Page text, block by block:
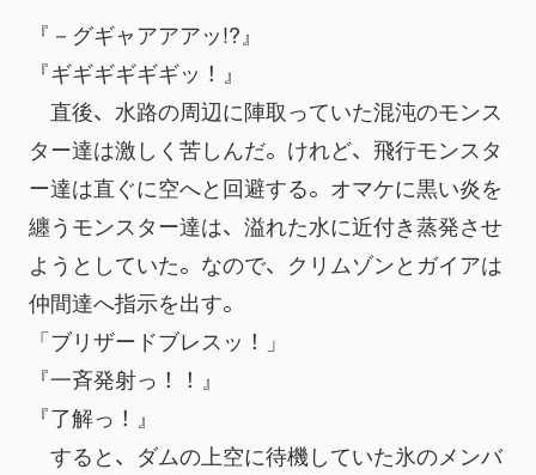
『－グギャアアアッ!?』
『ギギギギギギッ！』
直後、水路の周辺に陣取っていた混沌のモンス
ター達は激しく苦しんだ。けれど、飛行モンスタ
ー達は直ぐに空へと回避する。オマケに黒い炎を
纏うモンスター達は、溢れた水に近付き蒸発させ
ようとしていた。なので、クリムゾンとガイアは
仲間達へ指示を出す。
「ブリザードブレスッ！」
『一斉発射っ！！』
『了解っ！』
すると、ダムの上空に待機していた氷のメンバ